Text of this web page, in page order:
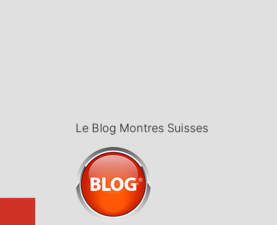
Le Blog Montres Suisses